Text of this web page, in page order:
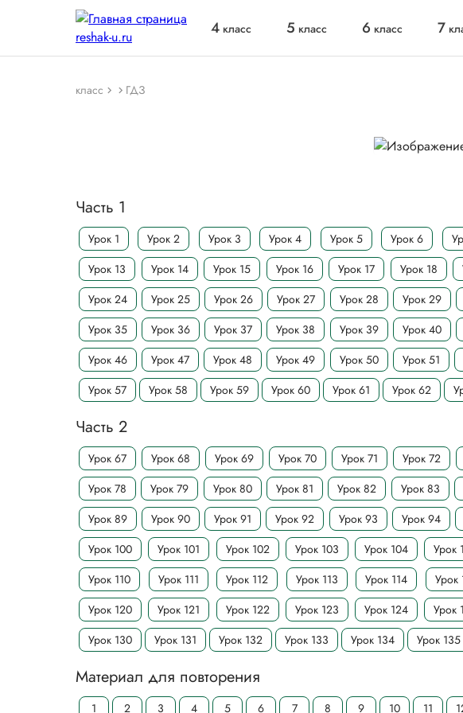
4 класс 5 класс 6 класс 7
класс ГДЗ
Часть 1
Урок 1 Урок 2 Урок 3 Урок 4 Урок 5 Урок 6
Урок 13
Урок 14 Урок 15 Урок 16 Урок 17 Урок 18
Урок 24
Урок 25 Урок 26 Урок 27 Урок 28 Урок 29
Урок 35
Урок 36 Урок 37 Урок 38 Урок 39 Урок 40
Урок 46
Урок 47 Урок 48 Урок 49 Урок 50 Урок 51
Урок 57
Урок 58 Урок 59 Урок 60 Урок 61 Урок 62
Часть 2
Урок 67 Урок 68 Урок 69 Урок 70 Урок 71 Урок 72
Урок 78
Урок 79 Урок 80 Урок 81 Урок 82 Урок 83
Урок 89
Урок 90 Урок 91 Урок 92 Урок 93 Урок 94
Урок 100
Урок 101 Урок 102 Урок 103 Урок 104 Урок
Урок 110
Урок 111 Урок 112 Урок 113 Урок 114 Урок
Урок 120
Урок 121 Урок 122 Урок 123 Урок 124 Урок
Урок 130
Урок 131 Урок 132 Урок 133 Урок 134 Урок 135
Материал для повторения
1 2 3 4 5 6 7 8 9 10 11